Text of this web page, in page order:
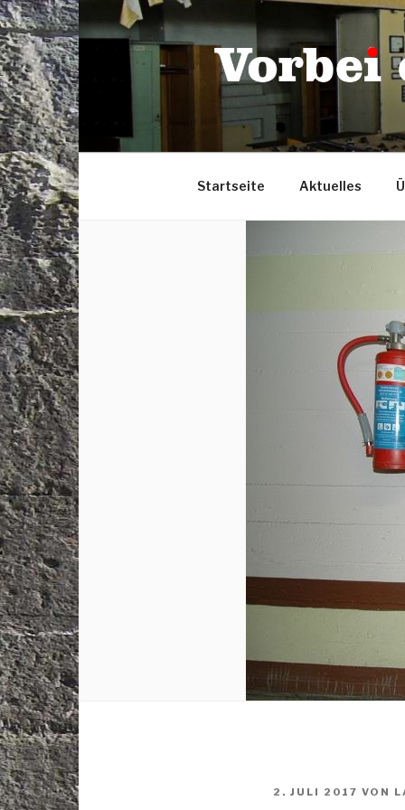
Zum
Inhalt
springen
Startseite Aktuelles
VERÖFFENTLICHT
2. JULI 2017 VON